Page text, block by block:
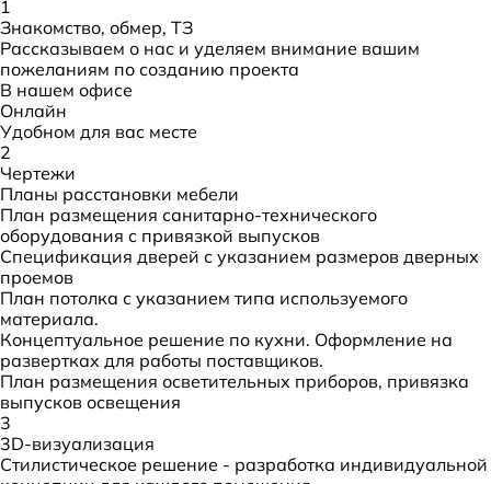
1
Знакомство, обмер, ТЗ
Рассказываем о нас и уделяем внимание вашим
пожеланиям по созданию проекта
В нашем офисе
Онлайн
Удобном для вас месте
2
Чертежи
Планы расстановки мебели
План размещения санитарно-технического
оборудования с привязкой выпусков
Спецификация дверей с указанием размеров дверных
проемов
План потолка с указанием типа используемого
материала.
Концептуальное решение по кухни. Оформление на
развертках для работы поставщиков.
План размещения осветительных приборов, привязка
выпусков освещения
3
3D-визуализация
Стилистическое решение - разработка индивидуальной